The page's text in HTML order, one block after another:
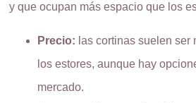
y que ocupan más espacio que los
Precio: las cortinas suelen ser
los estores, aunque hay
mercado.